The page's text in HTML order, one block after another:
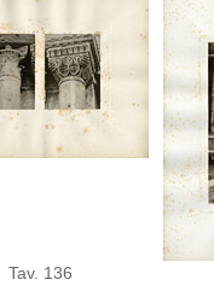
Tav. 136